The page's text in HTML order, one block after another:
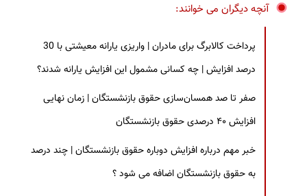
آنچه دیگران می خوانند:
پرداخت کالابرگ برای مادران | واریزی یارانه معیشتی با 30
درصد افزایش | چه کسانی مشمول این افزایش یارانه شدند؟
صفر تا صد همسان‌سازی حقوق بازنشستگان | زمان نهایی
افزایش ۴۰ درصدی حقوق بازنشستگان
خبر مهم درباره افزایش دوباره حقوق بازنشستگان | چند درصد
به حقوق بازنشستگان اضافه می شود ؟